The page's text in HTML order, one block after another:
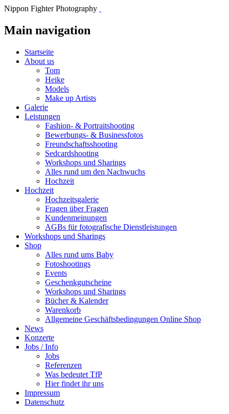
Nippon Fighter Photography
Main navigation
Startseite
About us
Tom
Heike
Models
Make up Artists
Galerie
Leistungen
Fashion- & Portraitshooting
Bewerbungs- & Businessfotos
Freundschaftsshooting
Sedcardshooting
Workshops und Sharings
Alles rund um den Nachwuchs
Hochzeit
Hochzeit
Hochzeitsgalerie
Fragen über Fragen
Kundenmeinungen
AGBs für fotografische Dienstleistungen
Workshops und Sharings
Shop
Alles rund ums Baby
Fotoshootings
Events
Geschenkgutscheine
Workshops und Sharings
Bücher & Kalender
Warenkorb
Allgemeine Geschäftsbedingungen Online Shop
News
Konzerte
Jobs / Info
Jobs
Referenzen
Was bedeutet TfP
Hier findet ihr uns
Impressum
Datenschutz